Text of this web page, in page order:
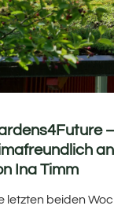
Ina Timm
letzten beiden